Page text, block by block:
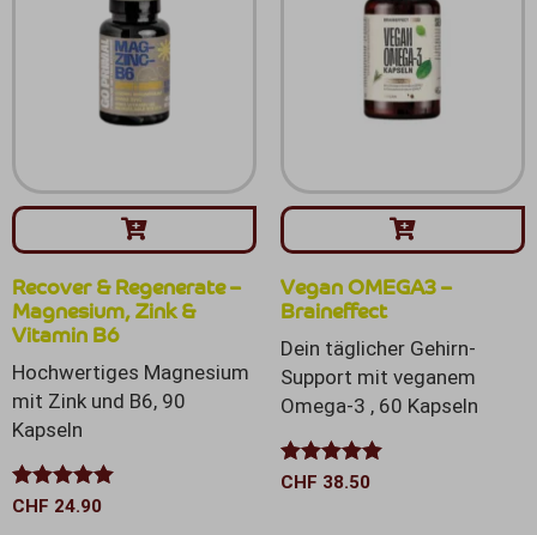
Recover & Regenerate –
Magnesium, Zink &
Vitamin B6
CHF 24.90
Hochwertiges Magnesium
mit Zink und B6, 90
Kapseln
Bewertet mit
Vegan OMEGA3 –
Braineffect
CHF 38.50
Dein täglicher Gehirn-
Support mit veganem
Omega-3 , 60 Kapseln
Bewertet mit